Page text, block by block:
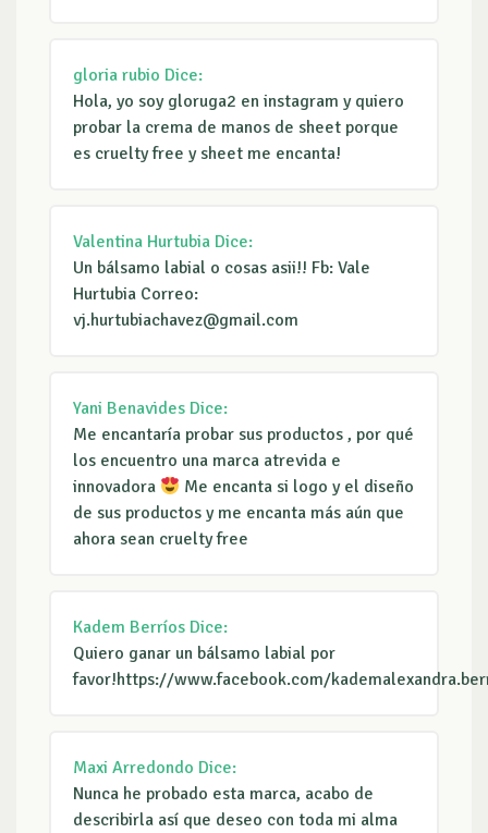
gloria rubio Dice:
Hola, yo soy gloruga2 en instagram y quiero
probar la crema de manos de sheet porque
es cruelty free y sheet me encanta!
Valentina Hurtubia Dice:
Un bálsamo labial o cosas asii!! Fb: Vale
Hurtubia Correo:
vj.hurtubiachavez@gmail.com
Yani Benavides Dice:
Me encantaría probar sus productos , por qué
los encuentro una marca atrevida e
innovadora
Me encanta si logo y el diseño
de sus productos y me encanta más aún que
ahora sean cruelty free
Kadem Berríos Dice:
Quiero ganar un bálsamo labial por
favor!https://www.facebook.com/
Maxi Arredondo Dice:
Nunca he probado esta marca, acabo de
describirla así que deseo con toda mi alma